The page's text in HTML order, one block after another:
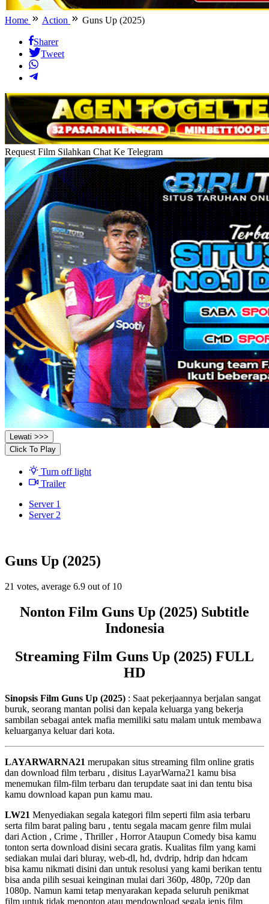
Home Action Guns Up (2025)
Sharer
Tweet
Request Film Silahkan Chat Ke Telegram
Lewati >>>
Click To Play
Turn off light
Trailer
Server 1
Server 2
Guns Up (2025)
21 votes, average 6.9 out of 10
Nonton Film Guns Up (2025) Subtitle
Indonesia
Streaming Film Guns Up (2025) FULL
HD
Sinopsis Film Guns Up (2025) : Saat pekerjaannya berjalan sangat
buruk, seorang mantan polisi dan kepala keluarga yang bekerja
sambilan sebagai antek mafia memiliki satu malam untuk membawa
keluarganya keluar dari kota.
LAYARWARNA21 merupakan situs streaming film online gratis
dan download film terbaru , disitus LayarWarna21 kamu bisa
menemukan film-film terbaru dan terupdate saat ini dan tentu bisa
kamu download kapan pun kamu mau.
LW21 Menyediakan segala kategori film seperti film asia terbaru
serta film barat paling baru , tentu segala macam genre film mulai
dari Action , Crime , Thriller , Horror Ataupun Comedy bisa kamu
tonton serta download disini secara gratis. Kualitas film yang kami
sediakan mulai dari bluray, web-dl, hd, dvdrip, hdrip dan hdcam
bisa kamu nikmati disini dan untuk resolusi yang kami berikan tentu
bisa anda pilih sesuai keinginan mulai dari 360p, 480p, 720p dan
1080p. Namun kami tetap menyarakan kepada seluruh penikmat
film untuk tidak menonton atau mendownload segala jenis film